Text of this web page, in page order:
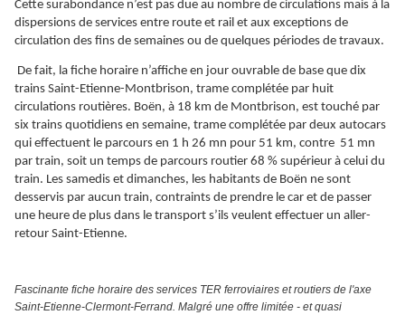
Cette surabondance n’est pas due au nombre de circulations mais à la
dispersions de services entre route et rail et aux exceptions de
circulation des fins de semaines ou de quelques périodes de travaux.
De fait, la fiche horaire n’affiche en jour ouvrable de base que dix
trains Saint-Etienne-Montbrison, trame complétée par huit
circulations routières. Boën, à 18 km de Montbrison, est touché par
six trains quotidiens en semaine, trame complétée par deux autocars
qui effectuent le parcours en 1 h 26 mn pour 51 km, contre 51 mn
par train, soit un temps de parcours routier 68 % supérieur à celui du
train. Les samedis et dimanches, les habitants de Boën ne sont
desservis par aucun train, contraints de prendre le car et de passer
une heure de plus dans le transport s’ils veulent effectuer un aller-
retour Saint-Etienne.
Fascinante fiche horaire des services TER ferroviaires et routiers de l'axe
Saint-Etienne-Clermont-Ferrand. Malgré une offre limitée - et quasi